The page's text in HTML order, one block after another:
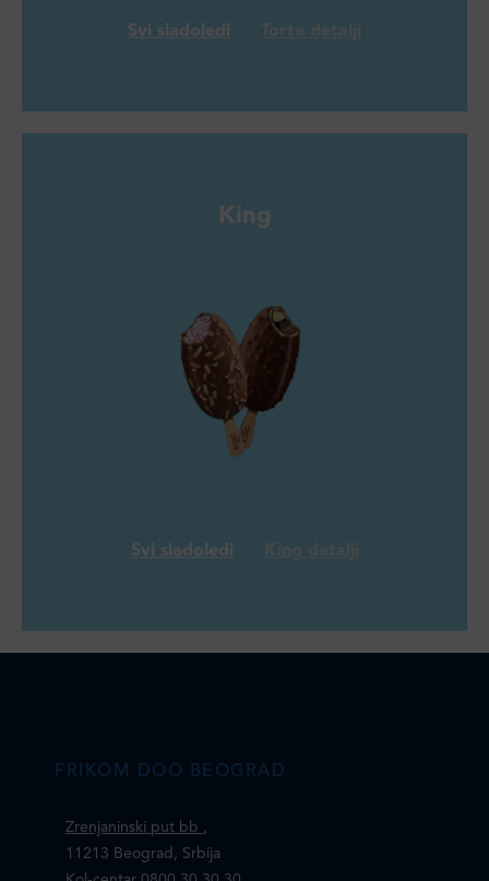
Svi sladoledi
King
Svi sladoledi
FRIKOM DOO BEOGRAD
Zrenjaninski put bb ,
11213 Beograd, Srbija